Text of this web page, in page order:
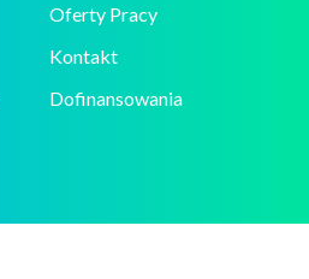
Oferty Pracy
Kontakt
Dofinansowania